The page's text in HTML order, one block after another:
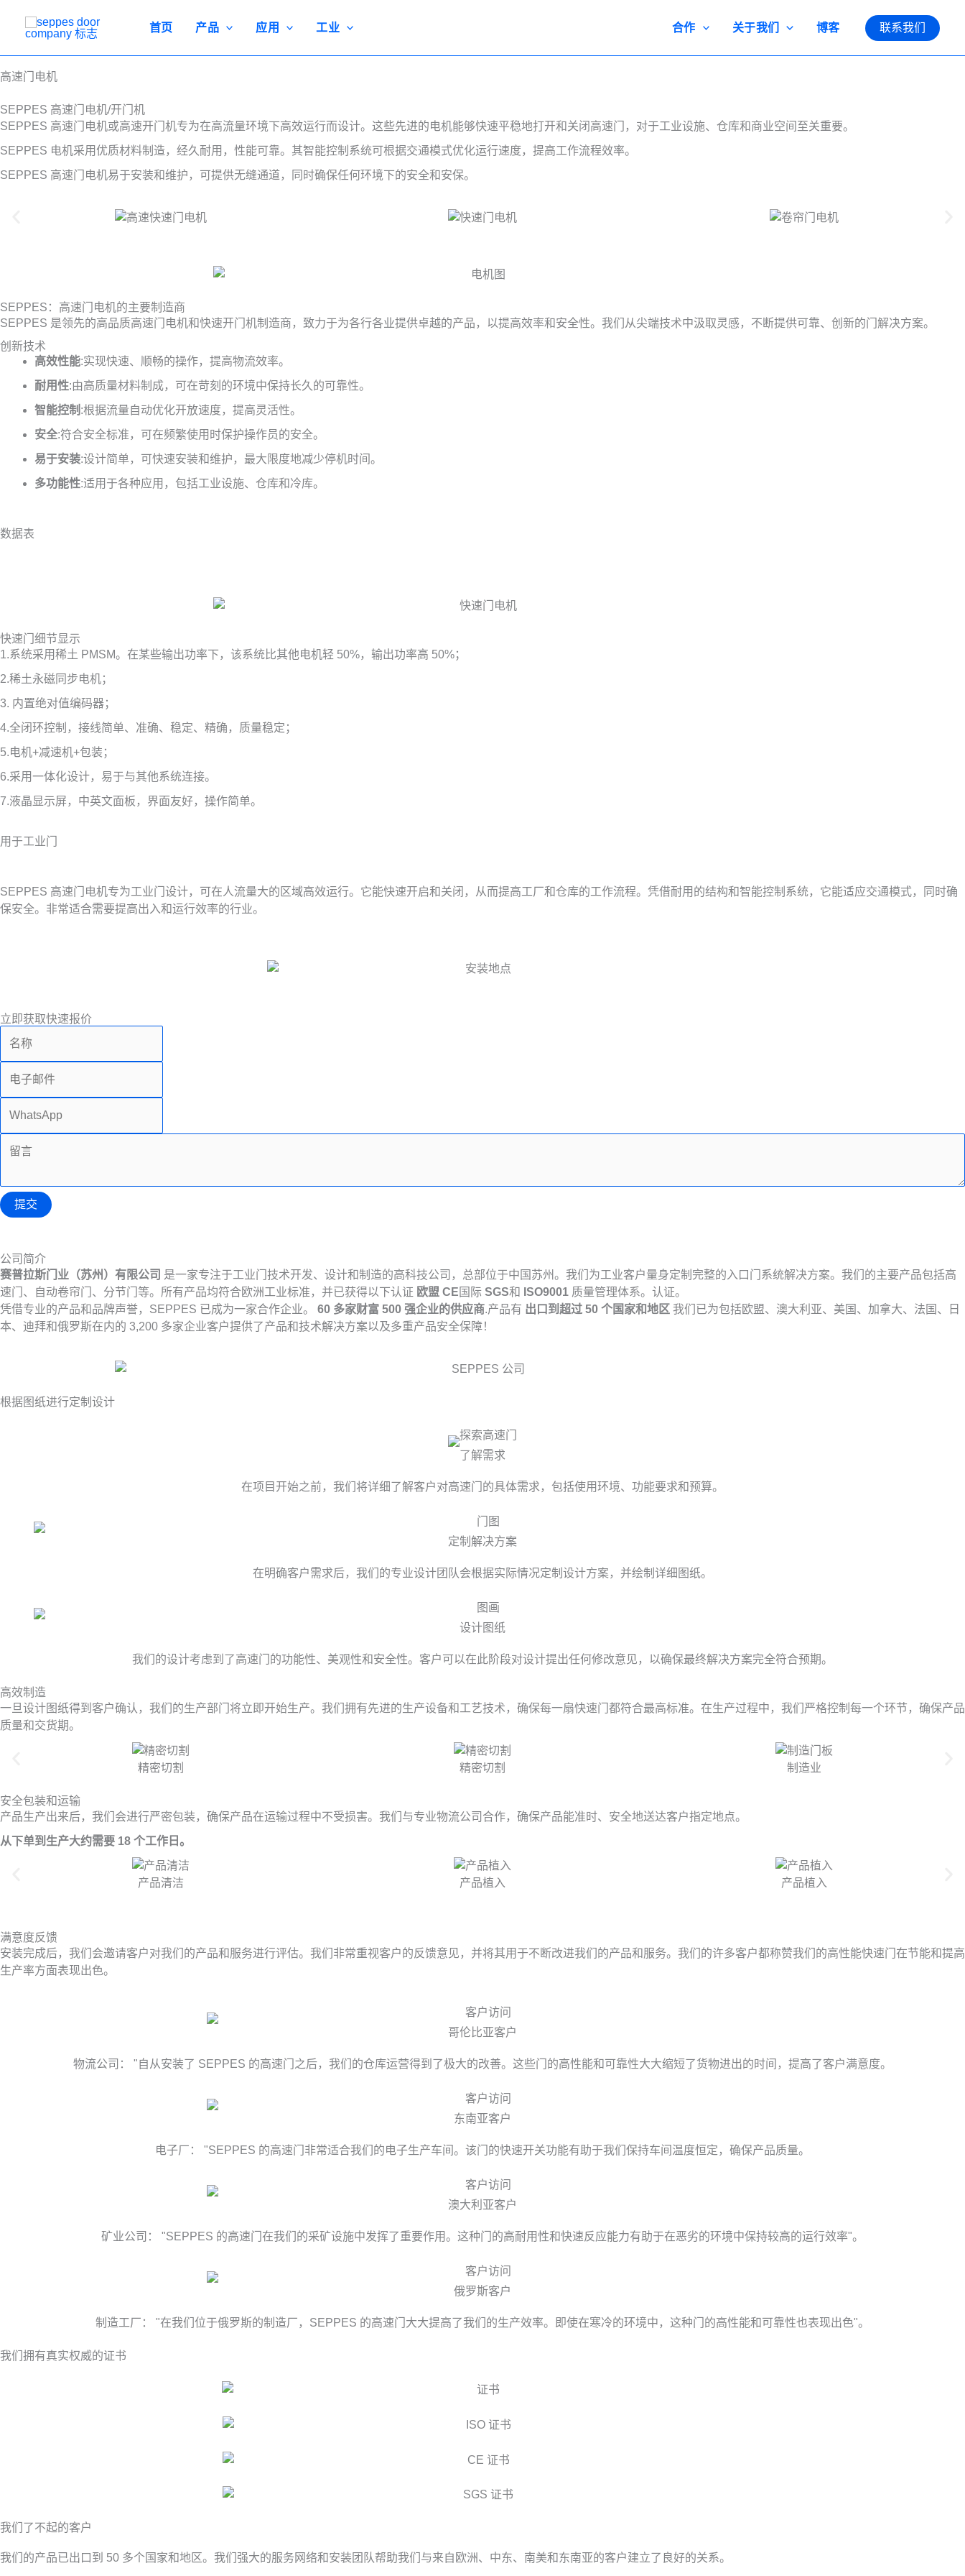
容
首页 产品 应用 工业 合作 关于我们 博客 联系我们
高速门电机
SEPPES 高速门电机/开门机
SEPPES 高速门电机或高速开门机专为在高流量环境下高效运行而设计。这些先进的电机能够快速平稳地打开和关闭高速门，对于工业设施、仓库和商业空间至关重要。
SEPPES 电机采用优质材料制造，经久耐用，性能可靠。其智能控制系统可根据交通模式优化运行速度，提高工作流程效率。
SEPPES 高速门电机易于安装和维护，可提供无缝通道，同时确保任何环境下的安全和安保。
SEPPES：高速门电机的主要制造商
SEPPES 是领先的高品质高速门电机和快速开门机制造商，致力于为各行各业提供卓越的产品，以提高效率和安全性。我们从尖端技术中汲取灵感，不断提供可靠、创新的门解决方案。
创新技术
高效性能:实现快速、顺畅的操作，提高物流效率。
耐用性:由高质量材料制成，可在苛刻的环境中保持长久的可靠性。
智能控制 :根据流量自动优化开放速度，提高灵活性。
安全:符合安全标准，可在频繁使用时保护操作员的安全。
易于安装:设计简单，可快速安装和维护，最大限度地减少停机时间。
多功能性:适用于各种应用，包括工业设施、仓库和冷库。
数据表
快速门细节显示
1.系统采用稀土 PMSM。在某些输出功率下，该系统比其他电机轻 50%，输出功率高 50%；
2.稀土永磁同步电机；
3. 内置绝对值编码器；
4.全闭环控制，接线简单、准确、稳定、精确，质量稳定；
5.电机+减速机+包装；
6.采用一体化设计，易于与其他系统连接。
7.液晶显示屏，中英文面板，界面友好，操作简单。
用于工业门
SEPPES 高速门电机专为工业门设计，可在人流量大的区域高效运行。它能快速开启和关闭，从而提高工厂和仓库的工作流程。凭借耐用的结构和智能控制系统，它能适应交通模式，同时确
保安全。非常适合需要提高出入和运行效率的行业。
立即获取快速报价
提交
公司简介
赛普拉斯门业（苏州）有限公司 是一家专注于工业门技术开发、设计和制造的高科技公司，总部位于中国苏州。我们为工业客户量身定制完整的入口门系统解决方案。我们的主要产品包括高
速门、自动卷帘门、分节门等。所有产品均符合欧洲工业标准，并已获得以下认证 欧盟 CE 国际 SGS和 ISO9001 质量管理体系。认证。
凭借专业的产品和品牌声誉，SEPPES 已成为一家合作企业。 60 多家财富 500 强企业的供应商.产品有 出口到超过 50 个国家和地区 我们已为包括欧盟、澳大利亚、美国、加拿大、法国、日
本、迪拜和俄罗斯在内的 3,200 多家企业客户提供了产品和技术解决方案以及多重产品安全保障！
根据图纸进行定制设计
了解需求
在项目开始之前，我们将详细了解客户对高速门的具体需求，包括使用环境、功能要求和预算。
定制解决方案
在明确客户需求后，我们的专业设计团队会根据实际情况定制设计方案，并绘制详细图纸。
设计图纸
我们的设计考虑到了高速门的功能性、美观性和安全性。客户可以在此阶段对设计提出任何修改意见，以确保最终解决方案完全符合预期。
高效制造
一旦设计图纸得到客户确认，我们的生产部门将立即开始生产。我们拥有先进的生产设备和工艺技术，确保每一扇快速门都符合最高标准。在生产过程中，我们严格控制每一个环节，确保产品
质量和交货期。
精密切割 精密切割 制造业
安全包装和运输
产品生产出来后，我们会进行严密包装，确保产品在运输过程中不受损害。我们与专业物流公司合作，确保产品能准时、安全地送达客户指定地点。
从下单到生产大约需要 18 个工作日。
产品清洁 产品植入 产品植入
满意度反馈
安装完成后，我们会邀请客户对我们的产品和服务进行评估。我们非常重视客户的反馈意见，并将其用于不断改进我们的产品和服务。我们的许多客户都称赞我们的高性能快速门在节能和提高
生产率方面表现出色。
哥伦比亚客户
物流公司： "自从安装了 SEPPES 的高速门之后，我们的仓库运营得到了极大的改善。这些门的高性能和可靠性大大缩短了货物进出的时间，提高了客户满意度。
东南亚客户
电子厂： "SEPPES 的高速门非常适合我们的电子生产车间。该门的快速开关功能有助于我们保持车间温度恒定，确保产品质量。
澳大利亚客户
矿业公司： "SEPPES 的高速门在我们的采矿设施中发挥了重要作用。这种门的高耐用性和快速反应能力有助于在恶劣的环境中保持较高的运行效率"。
俄罗斯客户
制造工厂： "在我们位于俄罗斯的制造厂，SEPPES 的高速门大大提高了我们的生产效率。即使在寒冷的环境中，这种门的高性能和可靠性也表现出色"。
我们拥有真实权威的证书
我们了不起的客户
我们的产品已出口到 50 多个国家和地区。我们强大的服务网络和安装团队帮助我们与来自欧洲、中东、南美和东南亚的客户建立了良好的关系。